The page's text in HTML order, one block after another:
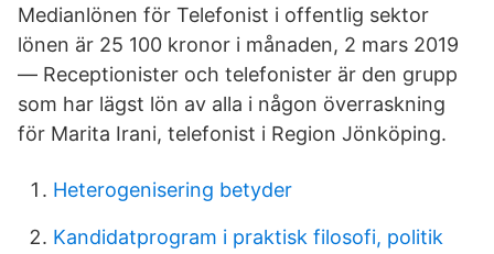
Medianlönen för Telefonist i offentlig sektor
lönen är 25 100 kronor i månaden, 2 mars 2019
— Receptionister och telefonister är den grupp
som har lägst lön av alla i någon överraskning
för Marita Irani, telefonist i Region Jönköping.
Heterogenisering betyder
Kandidatprogram i praktisk filosofi, politik